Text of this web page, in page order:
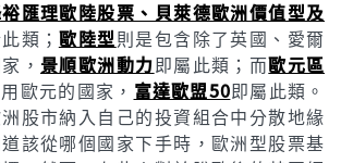
匯理歐陸股票、貝萊德歐洲價值型及
類； 歐陸型則是包含除了英國、愛爾
， 景順歐洲動力即屬此類；而歐元區
歐元的國家， 富達歐盟50即屬此類。
股市納入自己的投資組合中分散地緣
該從哪個國家下手時，歐洲型股票基